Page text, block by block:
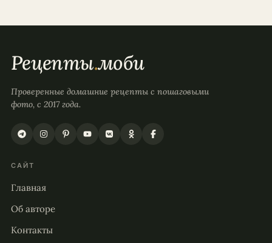
Рецепты.моби
Проверенные домашние рецепты с пошаговыми
фото, с 2017 года.
САЙТ
Главная
Об авторе
Контакты